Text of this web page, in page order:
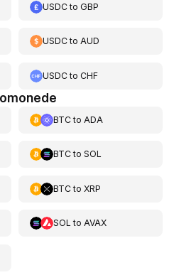
USDCtoGBP
USDCtoAUD
USDCtoCHF
BTCto ADA
BTCto SOL
BTCto XRP
SOL to AVAX